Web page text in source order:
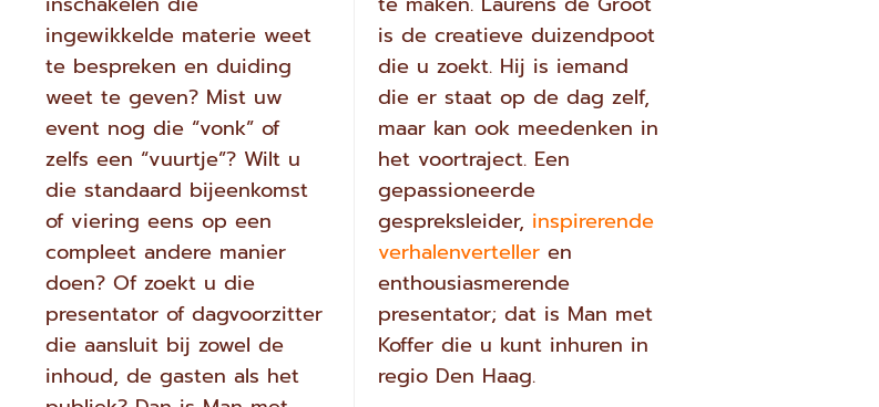
ingewikkelde materie weet
te bespreken en duiding
weet te geven? Mist uw
event nog die “vonk” of
zelfs een “vuurtje”? Wilt u
die standaard bijeenkomst
of viering eens op een
compleet andere manier
doen? Of zoekt u die
presentator of dagvoorzitter
die aansluit bij zowel de
inhoud, de gasten als het
is de creatieve duizendpoot
die u zoekt. Hij is iemand
die er staat op de dag zelf,
maar kan ook meedenken in
het voortraject. Een
gepassioneerde
gespreksleider, inspirerende
verhalenverteller en
enthousiasmerende
presentator; dat is Man met
Koffer die u kunt inhuren in
regio Den Haag.